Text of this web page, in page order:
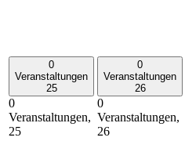
0
Veranstaltungen
25
0
Veranstaltungen,
25
0
Veranstaltungen
26
0
Veranstaltungen,
26